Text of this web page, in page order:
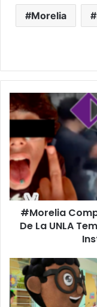
Morelia
#Morelia
Compañeros
De
Chavito
Conflictivo
De
La
UNLA
Temen
Por
A
La
Institución
Expulsarlo
#Morelia
De La UNLA
Los
Valores
Son
Semillas